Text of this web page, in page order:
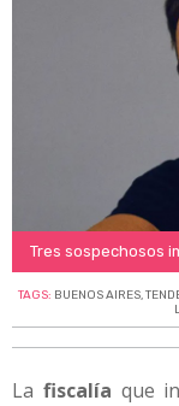
Tres sospechosos
TAGS: BUENOS AIRES,
La fiscalía que